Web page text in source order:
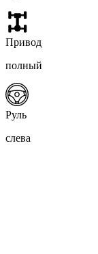
Привод
полный
Руль
слева